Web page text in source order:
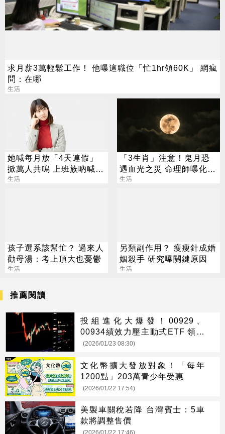
求月薪3萬輕鬆工作！ 他曝這職位「忙1hr領60K」 網瘋
問：在哪
生活
她喊每月放「4天連假」
掀萬人共鳴 上班族吶喊：
這樣才活得像人
生活
「3生肖」注意！鬼月恐
遇血光之災 命理師曝化解
法
生活
孩子選系該幫忙？ 過來人
勸母湯：考上頂大也憂鬱
生活
另類副作用？ 瘦瘦針成婚
姻殺手 研究曝關鍵原因
生活
推薦閱讀
投組進化大爆發！00929、
00934績效力壓主動式ETF 領軍
高股息標的強勢反撲
(2026/01/23 08:30)
文化幣擴大發放對象！「每年
1200點」203萬青少年受惠
(2026/01/22 17:54)
美製車關稅若降 台灣賓士：5車
款將調整售價